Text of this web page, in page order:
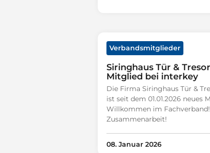
Verbandsmitglieder
Siringhaus Tür &
Mitglied bei interkey
Die Firma Siringhaus Tür &
ist seit dem 01.01.2026 neues
Willkommen im
Zusammenarbeit!
08. Januar 2026